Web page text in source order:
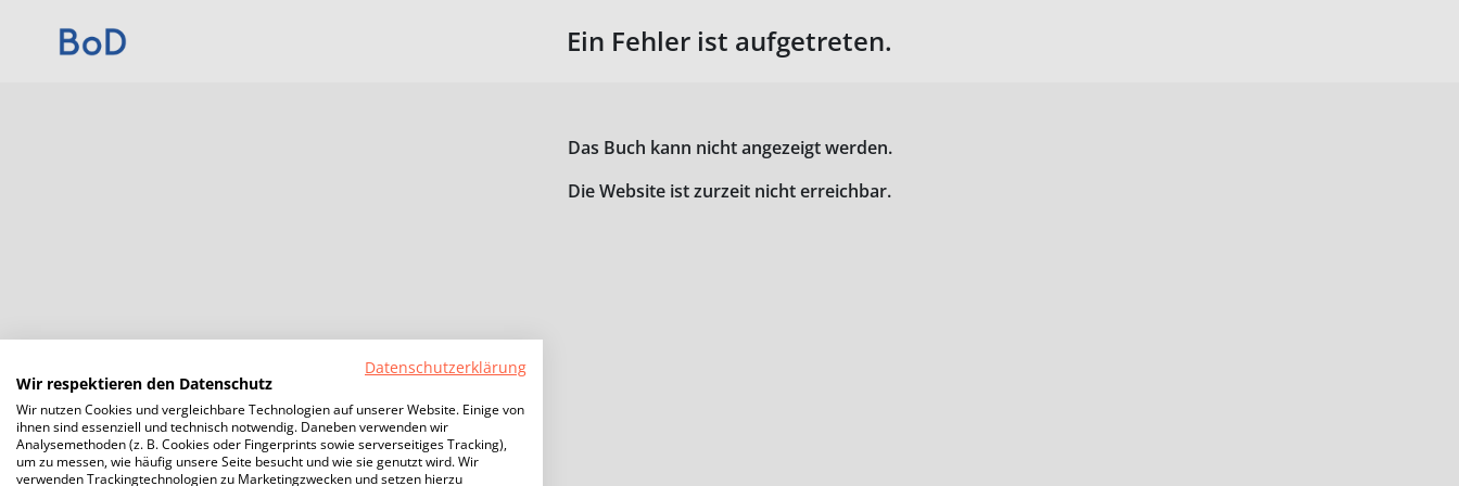
Ein Fehler ist aufgetreten.
Das Buch kann nicht angezeigt werden.
Die Website ist zurzeit nicht erreichbar.
Datenschutzerklärung
Wir respektieren den Datenschutz
Wir nutzen Cookies und vergleichbare Technologien auf unserer Website. Einige von
ihnen sind essenziell und technisch notwendig. Daneben verwenden wir
Analysemethoden (z. B. Cookies oder Fingerprints sowie serverseitiges Tracking),
um zu messen, wie häufig unsere Seite besucht und wie sie genutzt wird. Wir
verwenden Trackingtechnologien zu Marketingzwecken und setzen hierzu